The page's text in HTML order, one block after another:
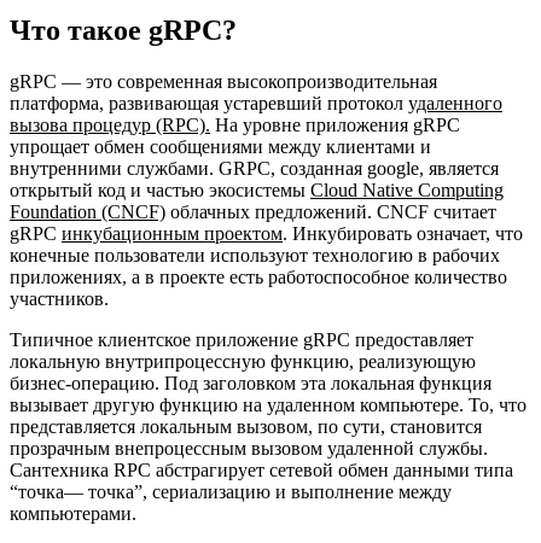
Что такое gRPC?
gRPC — это современная высокопроизводительная
платформа, развивающая устаревший протокол удаленного
вызова процедур (RPC). На уровне приложения gRPC
упрощает обмен сообщениями между клиентами и
внутренними службами. GRPC, созданная google, является
открытый код и частью экосистемы Cloud Native Computing
Foundation (CNCF) облачных предложений. CNCF считает
gRPC инкубационным проектом. Инкубировать означает, что
конечные пользователи используют технологию в рабочих
приложениях, а в проекте есть работоспособное количество
участников.
Типичное клиентское приложение gRPC предоставляет
локальную внутрипроцессную функцию, реализующую
бизнес-операцию. Под заголовком эта локальная функция
вызывает другую функцию на удаленном компьютере. То, что
представляется локальным вызовом, по сути, становится
прозрачным внепроцессным вызовом удаленной службы.
Сантехника RPC абстрагирует сетевой обмен данными типа
“точка— точка”, сериализацию и выполнение между
компьютерами.